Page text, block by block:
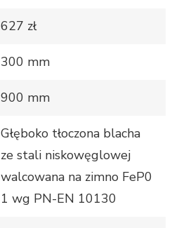
627 zł
300 mm
900 mm
Głęboko tłoczona blacha
ze stali niskowęglowej
walcowana na zimno FeP0
1 wg PN-EN 10130